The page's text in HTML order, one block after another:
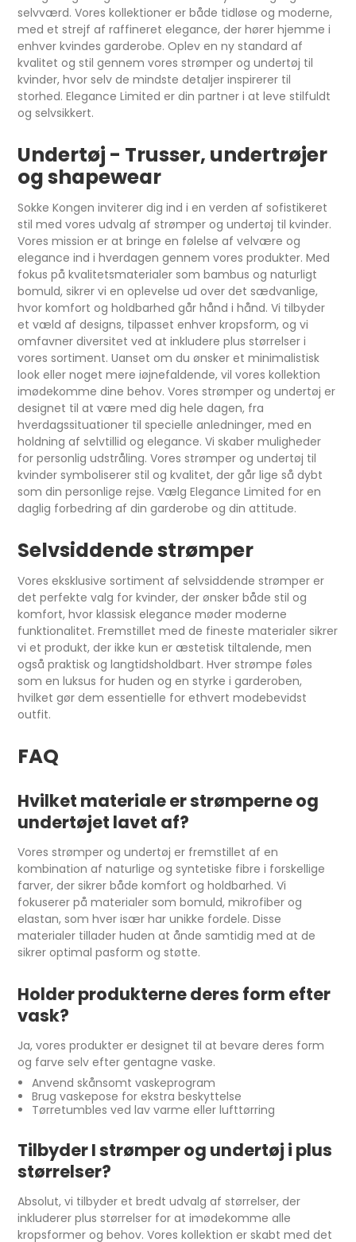
selvværd. Vores kollektioner er både tidløse og moderne,
med et strejf af raffineret elegance, der hører hjemme i
enhver kvindes garderobe. Oplev en ny standard af
kvalitet og stil gennem vores strømper og undertøj til
kvinder, hvor selv de mindste detaljer inspirerer til
storhed. Elegance Limited er din partner i at leve stilfuldt
og selvsikkert.
Undertøj - Trusser, undertrøjer
og shapewear
Sokke Kongen inviterer dig ind i en verden af sofistikeret
stil med vores udvalg af strømper og undertøj til kvinder.
Vores mission er at bringe en følelse af velvære og
elegance ind i hverdagen gennem vores produkter. Med
fokus på kvalitetsmaterialer som bambus og naturligt
bomuld, sikrer vi en oplevelse ud over det sædvanlige,
hvor komfort og holdbarhed går hånd i hånd. Vi tilbyder
et væld af designs, tilpasset enhver kropsform, og vi
omfavner diversitet ved at inkludere plus størrelser i
vores sortiment. Uanset om du ønsker et minimalistisk
look eller noget mere iøjnefaldende, vil vores kollektion
imødekomme dine behov. Vores strømper og undertøj er
designet til at være med dig hele dagen, fra
hverdagssituationer til specielle anledninger, med en
holdning af selvtillid og elegance. Vi skaber muligheder
for personlig udstråling. Vores strømper og undertøj til
kvinder symboliserer stil og kvalitet, der går lige så dybt
som din personlige rejse. Vælg Elegance Limited for en
daglig forbedring af din garderobe og din attitude.
Selvsiddende strømper
Vores eksklusive sortiment af selvsiddende strømper er
det perfekte valg for kvinder, der ønsker både stil og
komfort, hvor klassisk elegance møder moderne
funktionalitet. Fremstillet med de fineste materialer sikrer
vi et produkt, der ikke kun er æstetisk tiltalende, men
også praktisk og langtidsholdbart. Hver strømpe føles
som en luksus for huden og en styrke i garderoben,
hvilket gør dem essentielle for ethvert modebevidst
outfit.
FAQ
Hvilket materiale er strømperne og
undertøjet lavet af?
Vores strømper og undertøj er fremstillet af en
kombination af naturlige og syntetiske fibre i forskellige
farver, der sikrer både komfort og holdbarhed. Vi
fokuserer på materialer som bomuld, mikrofiber og
elastan, som hver især har unikke fordele. Disse
materialer tillader huden at ånde samtidig med at de
sikrer optimal pasform og støtte.
Holder produkterne deres form efter
vask?
Ja, vores produkter er designet til at bevare deres form
og farve selv efter gentagne vaske.
Anvend skånsomt vaskeprogram
Brug vaskepose for ekstra beskyttelse
Tørretumbles ved lav varme eller lufttørring
Tilbyder I strømper og undertøj i plus
størrelser?
Absolut, vi tilbyder et bredt udvalg af størrelser, der
inkluderer plus størrelser for at imødekomme alle
kropsformer og behov. Vores kollektion er skabt med det